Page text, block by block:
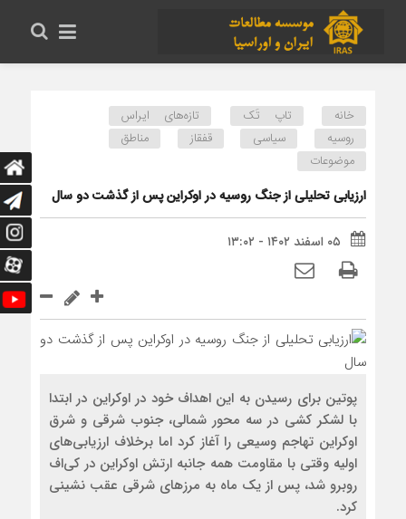
خانه تاپ تَک
تازه‌های ایراس
روسیه
سیاسی قفقاز
مناطق
موضوعات
ارزیابی تحلیلی از جنگ روسیه در اوکراین پس از گذشت دو سال
۰۵ اسفند ۱۴۰۲ - ۱۳:۰۲
پوتین برای رسیدن به این اهداف خود در اوکراین در ابتدا
با لشکر کشی در سه محور شمالی، جنوب شرقی و شرق
اوکراین تهاجم وسیعی را آغاز کرد اما برخلاف ارزیابی‌های
اولیه وقتی با مقاومت همه جانبه ارتش اوکراین در کی‌اف
روبرو شد، پس از یک ماه به مرزهای شرقی عقب نشینی
کرد.